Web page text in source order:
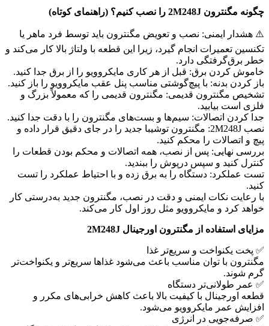
چگونه مگنترون 2M248J را نصب کنیم؟ (راهنمای کوتاه)
⚠️ هشدار ایمنی: نصب و تعویض مگنترون باید توسط فرد ماهر یا
تکنسین تعمیرات انجام گیرد، زیرا این قطعه با ولتاژ بالا کار می‌کند و
خطر برق‌گرفتگی دارد.
خاموش کردن برق: قبل از هر کاری مایکروویو را از برق جدا کنید.
باز کردن بدنه: با پیچ‌گوشتی مناسب پنل عقب مایکروویو را باز کنید.
تشخیص مگنترون قدیمی: مگنترون قدیمی را که معمولاً بزرگ و
فلزی است بیابید.
جدا کردن اتصالات: سیم‌ها و بست‌های مگنترون را با دقت جدا کنید.
نصب 2M248J: مگنترون توشیبا جدید را در جای دقیق قرار داده و
پیچ و اتصالات را محکم کنید.
بررسی نهایی: پس از نصب، همه اتصالات و محکم بودن قطعات را
کنترل کنید و سپس درپوش را ببندید.
تست عملکرد: دستگاه را به برق زده و با احتیاط عملکرد را تست
کنید.
با رعایت نکات ایمنی و دقت در نصب، مگنترون جدید به‌درستی کار
خواهد کرد و مایکروویو مثل روز اول کار می‌کند.
مزایای استفاده از مگنترون اورجینال 2M248J
✅ پخت یکنواخت و سریع‌تر غذا
مگنترون با توان مناسب باعث می‌شود غذاها سریع‌تر و یکنواخت‌تر
گرم شوند.
✅ عمر طولانی‌تر دستگاه
قطعه اورجینال با کیفیت بالا باعث کاهش خرابی‌های مکرر و
افزایش عمر مایکروویو می‌شود.
✅ صرفه‌جویی در انرژی